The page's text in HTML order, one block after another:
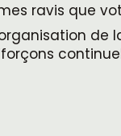
ravis que
de